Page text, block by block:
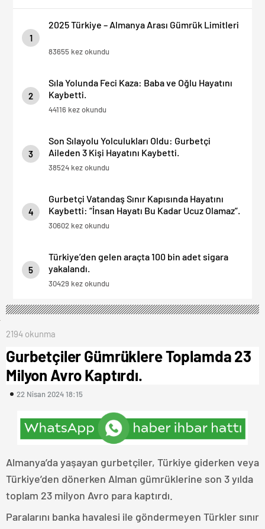
1
2025 Türkiye – Almanya Arası Gümrük Limitleri
83655 kez okundu
2
Sıla Yolunda Feci Kaza: Baba ve Oğlu Hayatını
Kaybetti.
44116 kez okundu
3
Son Sılayolu Yolculukları Oldu: Gurbetçi
Aileden 3 Kişi Hayatını Kaybetti.
38524 kez okundu
4
Gurbetçi Vatandaş Sınır Kapısında Hayatını
Kaybetti: “İnsan Hayatı Bu Kadar Ucuz Olamaz”.
30602 kez okundu
5
Türkiye’den gelen araçta 100 bin adet sigara
yakalandı.
30429 kez okundu
2194 okunma
Gurbetçiler Gümrüklere Toplamda 23
Milyon Avro Kaptırdı.
22 Nisan 2024 18:15
Almanya’da yaşayan gurbetçiler, Türkiye giderken veya
Türkiye’den dönerken Alman gümrüklerine son 3 yılda
toplam 23 milyon Avro para kaptırdı.
Paralarını banka havalesi ile göndermeyen Türkler sınır